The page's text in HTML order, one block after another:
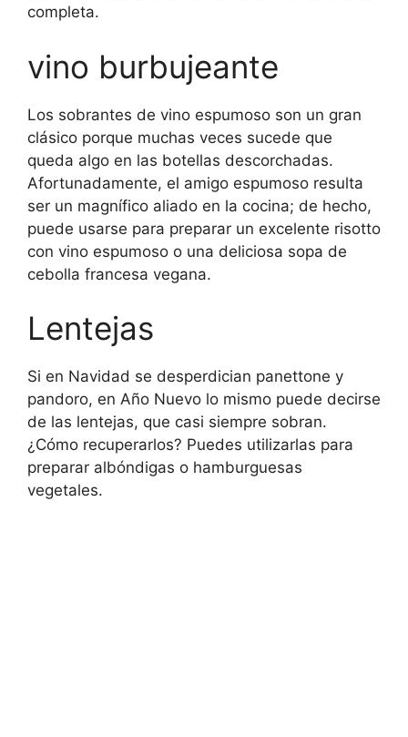
completa.
vino burbujeante
Los sobrantes de vino espumoso son un gran
clásico porque muchas veces sucede que
queda algo en las botellas descorchadas.
Afortunadamente, el amigo espumoso resulta
ser un magnífico aliado en la cocina; de hecho,
puede usarse para preparar un excelente risotto
con vino espumoso o una deliciosa sopa de
cebolla francesa vegana.
Lentejas
Si en Navidad se desperdician panettone y
pandoro, en Año Nuevo lo mismo puede decirse
de las lentejas, que casi siempre sobran.
¿Cómo recuperarlos? Puedes utilizarlas para
preparar albóndigas o hamburguesas
vegetales.